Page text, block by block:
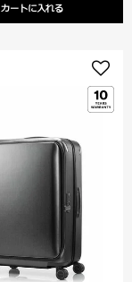
カートに入れる